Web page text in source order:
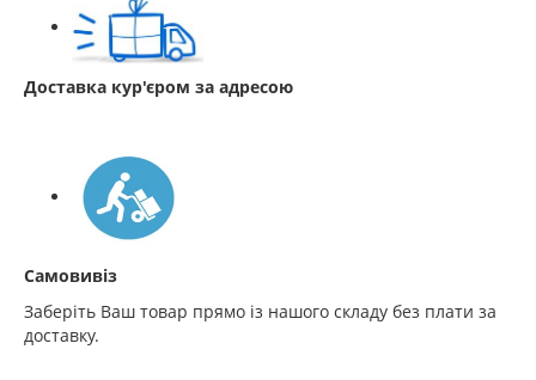
Доставка кур'єром за адресою
Самовивіз
Заберіть Ваш товар прямо із нашого складу без плати за
доставку.